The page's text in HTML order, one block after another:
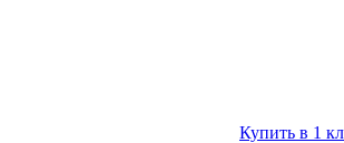
Купить в 1